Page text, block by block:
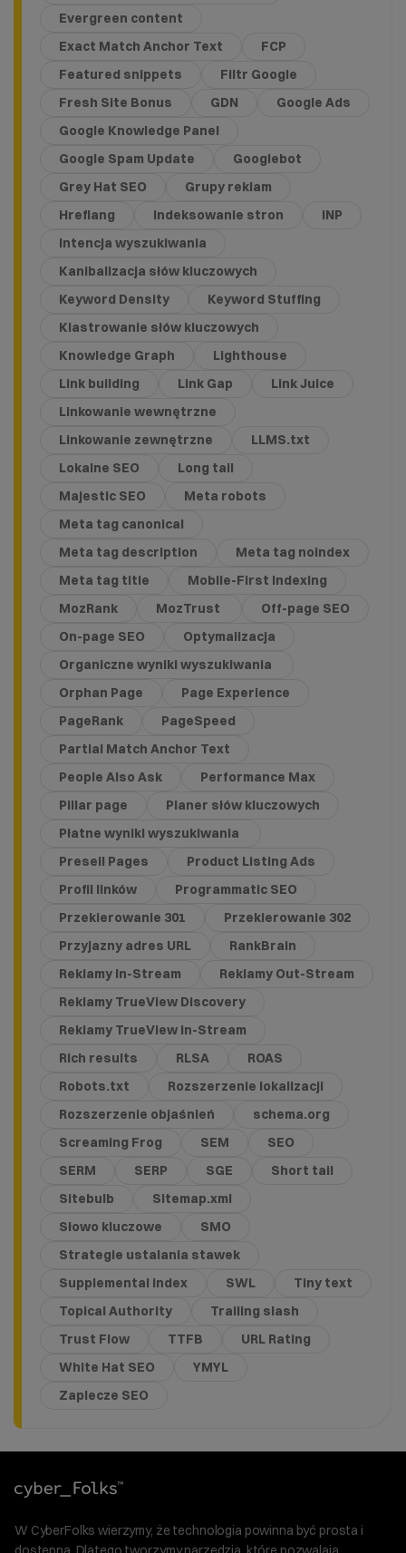
Evergreen content
Exact Match Anchor Text
FCP
Featured snippets
Filtr Google
Fresh Site Bonus
GDN
Google Ads
Google Knowledge Panel
Google Spam Update
Googlebot
Grey Hat SEO
Grupy reklam
Hreflang
Indeksowanie stron
INP
Intencja wyszukiwania
Kanibalizacja słów kluczowych
Keyword Density
Keyword Stuffing
Klastrowanie słów kluczowych
Knowledge Graph
Lighthouse
Link building
Link Gap
Link Juice
Linkowanie wewnętrzne
Linkowanie zewnętrzne
LLMS.txt
Lokalne SEO
Long tail
Majestic SEO
Meta robots
Meta tag canonical
Meta tag description
Meta tag noindex
Meta tag title
Mobile-First Indexing
MozRank
MozTrust
Off-page SEO
On-page SEO
Optymalizacja
Organiczne wyniki wyszukiwania
Orphan Page
Page Experience
PageRank
PageSpeed
Partial Match Anchor Text
People Also Ask
Performance Max
Pillar page
Planer słów kluczowych
Płatne wyniki wyszukiwania
Presell Pages
Product Listing Ads
Profil linków
Programmatic SEO
Przekierowanie 301
Przekierowanie 302
Przyjazny adres URL
RankBrain
Reklamy In-Stream
Reklamy Out-Stream
Reklamy TrueView Discovery
Reklamy TrueView in-Stream
Rich results
RLSA
ROAS
Robots.txt
Rozszerzenie lokalizacji
Rozszerzenie objaśnień
schema.org
Screaming Frog
SEM
SEO
SERM
SERP SGE
Short tail
Sitebulb
Sitemap.xml
Słowo kluczowe
SMO
Strategie ustalania stawek
Supplemental index
SWL
Tiny text
Topical Authority
Trailing slash
Trust Flow
TTFB
URL Rating
White Hat SEO
YMYL
Zaplecze SEO
W CyberFolks wierzymy, że technologia powinna być prosta i